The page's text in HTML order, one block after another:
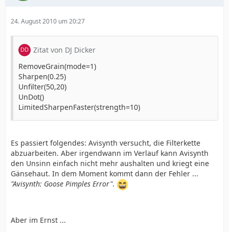
24. August 2010 um 20:27
Zitat von DJ Dicker
RemoveGrain(mode=1)
Sharpen(0.25)
Unfilter(50,20)
UnDot()
LimitedSharpenFaster(strength=10)
Es passiert folgendes: Avisynth versucht, die Filterkette
abzuarbeiten. Aber irgendwann im Verlauf kann Avisynth
den Unsinn einfach nicht mehr aushalten und kriegt eine
Gänsehaut. In dem Moment kommt dann der Fehler ...
"Avisynth: Goose Pimples Error".
Aber im Ernst ...